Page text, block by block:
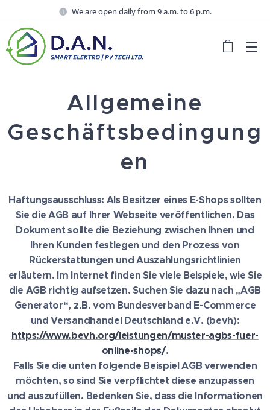
We are open daily from 9 a.m. to 6 p.m.
Allgemeine
Geschäftsbedingung
en
Haftungsausschluss: Als Besitzer eines E-Shops sollten
Sie die AGB auf Ihrer Webseite veröffentlichen. Das
Dokument sollte die Beziehung zwischen Ihnen und
Ihren Kunden festlegen und den Prozess von
Rückerstattungen und Auszahlungsrichtlinien
erläutern. Im Internet finden Sie viele Beispiele, wie Sie
die AGB richtig aufsetzen. Suchen Sie dazu nach „AGB
Generator“, z.B. vom Bundesverband E-Commerce
und Versandhandel Deutschland e.V. (bevh):
https://www.bevh.org/leistungen/muster-agbs-fuer-
online-shops/.
Falls Sie die unten folgende Beispiel AGB verwenden
möchten, so sind Sie verpflichtet diese anzupassen
und auszufüllen. Bedenken Sie, dass die Informationen